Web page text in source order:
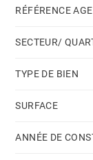
combles pour
synthétique.
chaleur.
informations
RÉFÉRENCE
SECTEUR/
TYPE DE BIEN
SURFACE
ANNÉE DE